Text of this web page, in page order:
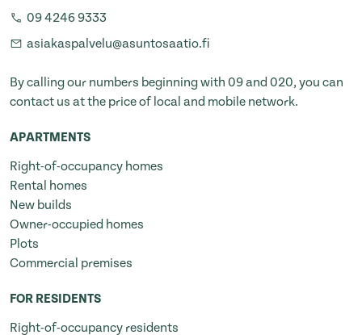
09 4246 9333
asiakaspalvelu@asuntosaatio.fi
By calling our numbers beginning with 09 and 020, you can
contact us at the price of local and mobile network.
APARTMENTS
Right-of-occupancy homes
Rental homes
New builds
Owner-occupied homes
Plots
Commercial premises
FOR RESIDENTS
Right-of-occupancy residents